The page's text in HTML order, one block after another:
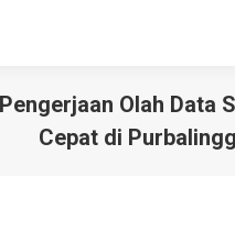
Olah Data
Cepat di